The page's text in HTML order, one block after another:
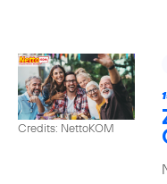
Credits: NettoKOM